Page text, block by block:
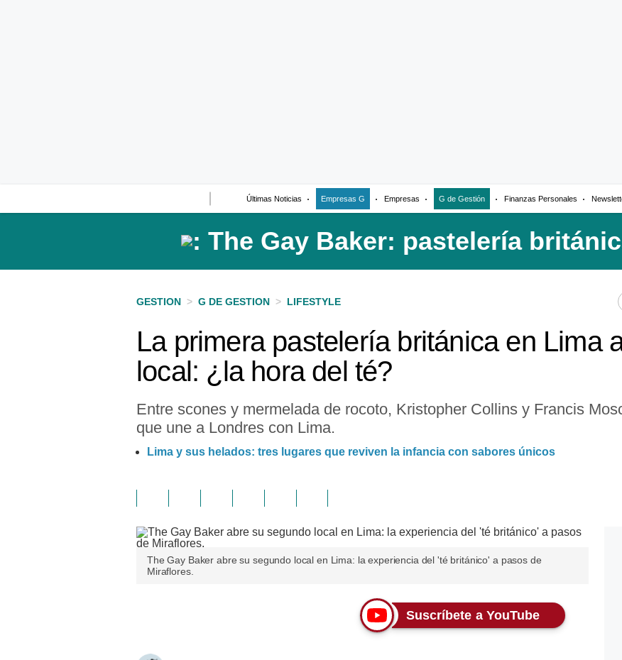
Últimas Noticias Empresas G Empresas G de Gestión Finanzas Personales
GESTION > G DE GESTION > LIFESTYLE
La primera pastelería británica en Lima
local: ¿la hora del té?
Entre scones y mermelada de rocoto, Kristopher Collins y Francis
que une a Londres con Lima.
Lima y sus helados: tres lugares que reviven la infancia con sabores únicos
The Gay Baker abre su segundo local en Lima: la experiencia del 'té británico' a pasos de
Miraflores.
Suscríbete a YouTube